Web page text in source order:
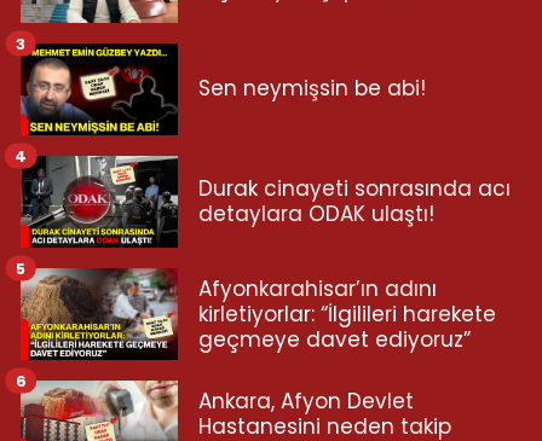
Sen neymişsin be abi!
3
Durak cinayeti sonrasında acı
detaylara ODAK ulaştı!
4
Afyonkarahisar’ın adını
kirletiyorlar: “İlgilileri harekete
geçmeye davet ediyoruz”
5
Ankara, Afyon Devlet
Hastanesini neden takip
6